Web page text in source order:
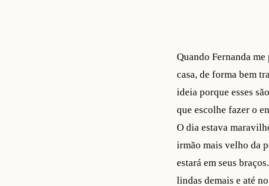
Quando Fernanda
casa, de forma bem
ideia porque esses
que escolhe fazer o
O dia estava
irmão mais velho da
estará em seus
lindas demais e até